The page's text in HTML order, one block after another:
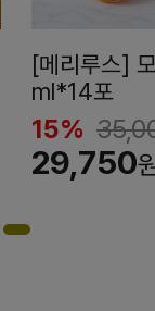
[메리루스]
ml*14포
15%
29,750